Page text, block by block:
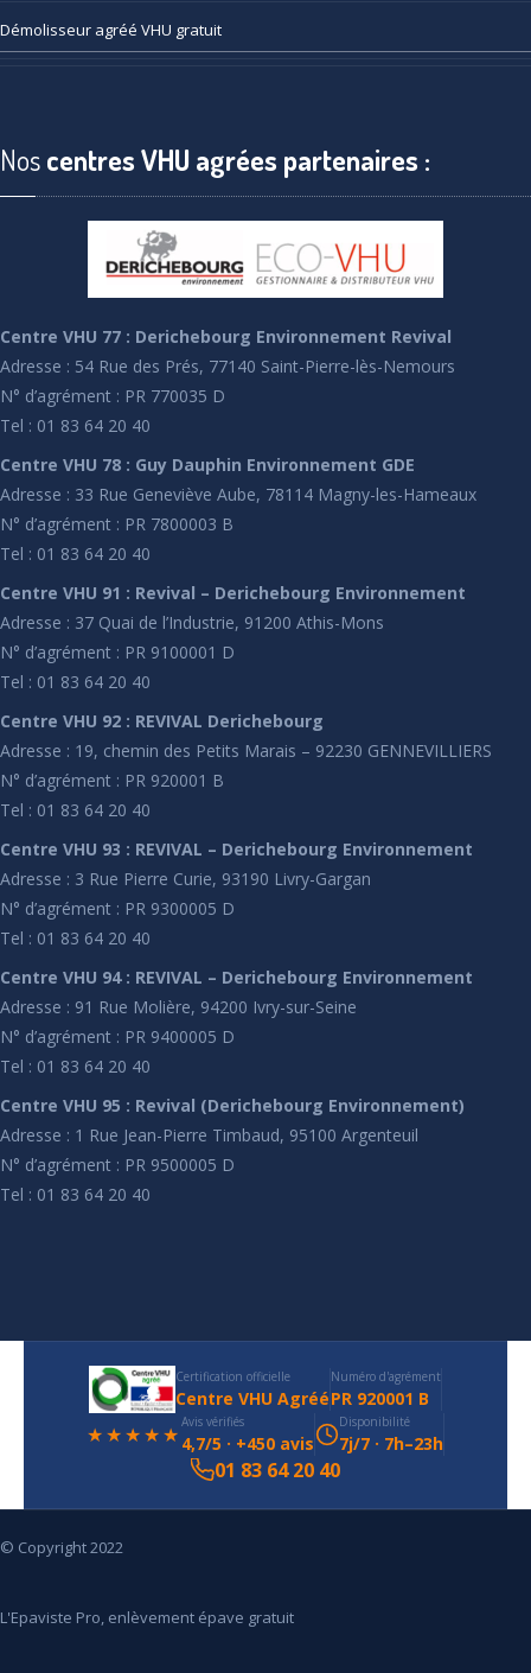
Démolisseur agréé VHU gratuit
Noscentres VHU agrées partenaires :
Centre VHU 77 : Derichebourg Environnement Revival
Adresse : 54 Rue des Prés, 77140 Saint-Pierre-lès-Nemours
N° d’agrément : PR 770035 D
Tel : 01 83 64 20 40
Centre VHU 78 : Guy Dauphin Environnement GDE
Adresse : 33 Rue Geneviève Aube, 78114 Magny-les-Hameaux
N° d’agrément : PR 7800003 B
Tel : 01 83 64 20 40
Centre VHU 91 : Revival – Derichebourg Environnement
Adresse : 37 Quai de l’Industrie, 91200 Athis-Mons
N° d’agrément : PR 9100001 D
Tel : 01 83 64 20 40
Centre VHU 92 : REVIVAL Derichebourg
Adresse : 19, chemin des Petits Marais – 92230 GENNEVILLIERS
N° d’agrément : PR 920001 B
Tel : 01 83 64 20 40
Centre VHU 93 : REVIVAL – Derichebourg Environnement
Adresse : 3 Rue Pierre Curie, 93190 Livry-Gargan
N° d’agrément : PR 9300005 D
Tel : 01 83 64 20 40
Centre VHU 94 : REVIVAL – Derichebourg Environnement
Adresse : 91 Rue Molière, 94200 Ivry-sur-Seine
N° d’agrément : PR 9400005 D
Tel : 01 83 64 20 40
Centre VHU 95 : Revival (Derichebourg Environnement)
Adresse : 1 Rue Jean-Pierre Timbaud, 95100 Argenteuil
N° d’agrément : PR 9500005 D
Tel : 01 83 64 20 40
Certification officielle
Centre VHU Agréé
Numéro d'agrément
PR 920001 B
★★★★★ Avis vérifiés
4,7/5 · +450 avis
Disponibilité
7j/7 · 7h–23h
01 83 64 20 40
© Copyright 2022
L'Epaviste Pro, enlèvement épave gratuit